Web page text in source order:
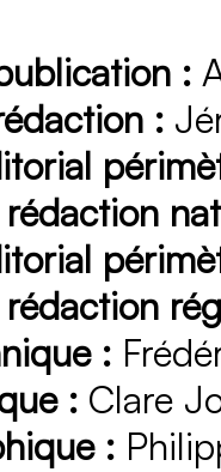
:
:
:
: Clare
: